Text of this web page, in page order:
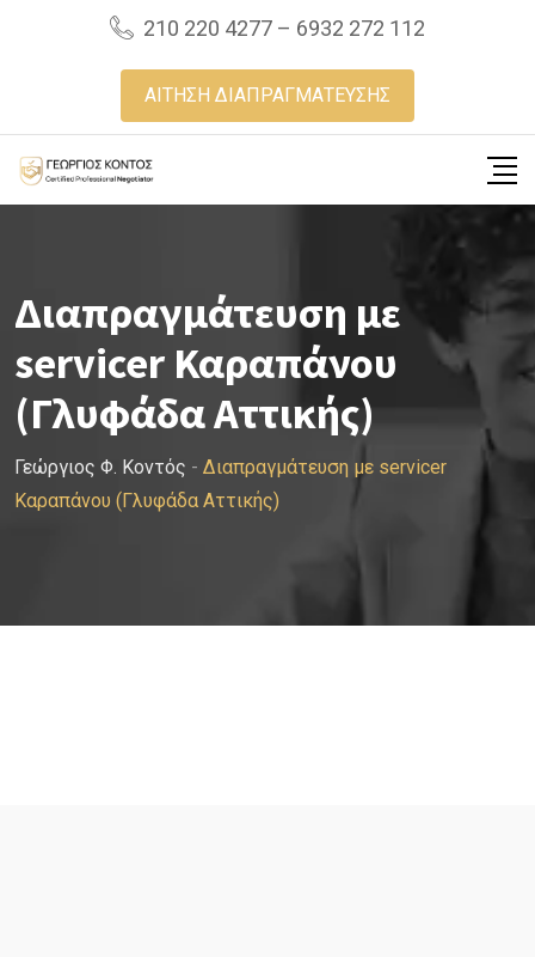
210 220 4277 – 6932 272 112
ΑΙΤΗΣΗ ΔΙΑΠΡΑΓΜΑΤΕΥΣΗΣ
Διαπραγμάτευση με
servicer Καραπάνου
(Γλυφάδα Αττικής)
Γεώργιος Φ. Κοντός - Διαπραγμάτευση με servicer
Καραπάνου (Γλυφάδα Αττικής)